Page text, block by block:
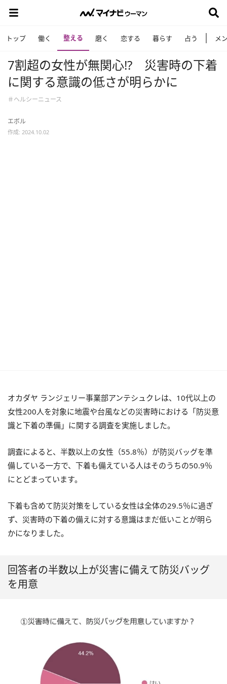
トップ 働く 整える 磨く 恋する 暮らす 占う メ
7割超の女性が無関心⁉ 災害時の下着
に関する意識の低さが明らかに
＃ヘルシーニュース
エボル
作成: 2024.10.02
オカダヤ ランジェリー事業部アンテシュクレは、10代以上の
女性200人を対象に地震や台風などの災害時における「防災意
識と下着の準備」に関する調査を実施しました。
調査によると、半数以上の女性（55.8％）が防災バッグを準
備している一方で、下着も備えている人はそのうちの50.9％
にとどまっています。
下着も含めて防災対策をしている女性は全体の29.5％に過ぎ
ず、災害時の下着の備えに対する意識はまだ低いことが明ら
かになりました。
回答者の半数以上が災害に備えて防災バッグ
を用意